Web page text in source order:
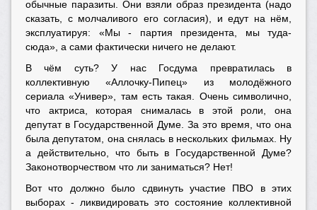
обычные паразиты. Они взяли образ президента (надо
сказать, с молчаливого его согласия), и едут на нём,
эксплуатируя: «Мы - партия президента, мы туда-
сюда», а сами фактически ничего не делают.
В чём суть? У нас Госдума превратилась в
коллективную «Аллочку-Пипец» из молодёжного
сериала «Универ», там есть такая. Очень символично,
что актриса, которая снималась в этой роли, она
депутат в Государственной Думе. За это время, что она
была депутатом, она снялась в нескольких фильмах. Ну
а действительно, что быть в Государственной Думе?
Законотворчеством что ли заниматься? Нет!
Вот что должно было сдвинуть участие ПВО в этих
выборах - ликвидировать это состояние коллективной